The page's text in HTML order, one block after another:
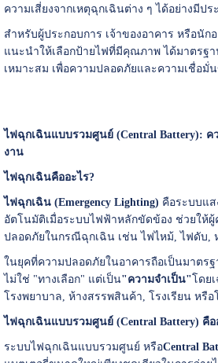
ความเสี่ยงจากเหตุฉุกเฉินต่าง ๆ ได้อย่างมีป
สำหรับผู้ประกอบการ เจ้าของอาคาร หรือนัก
แนะนำให้เลือกป้ายไฟที่มีคุณภาพ ได้มาตรฐ
เหมาะสม เพื่อความปลอดภัยและความเชื่อมั่
ไฟฉุกเฉินแบบรวมศูนย์ (Central Battery): ค
งาน
ไฟฉุกเฉินคืออะไร?
ไฟฉุกเฉิน (Emergency Lighting) คือระบบแส
อัตโนมัติเมื่อระบบไฟฟ้าหลักขัดข้อง ช่วยให้ผู้
ปลอดภัยในกรณีฉุกเฉิน เช่น ไฟไหม้, ไฟดับ,
ในยุคที่ความปลอดภัยในอาคารถือเป็นมาตร
ไม่ใช่ "ทางเลือก" แต่เป็น"ความจำเป็น" โดย
โรงพยาบาล, ห้างสรรพสินค้า, โรงเรียน หรื
ไฟฉุกเฉินแบบรวมศูนย์ (Central Battery) คือ
ระบบไฟฉุกเฉินแบบรวมศูนย์ หรือCentral